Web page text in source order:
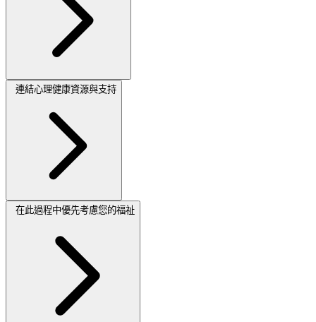
連結心理健康資源與支持
在此過程中優先考慮您的福祉